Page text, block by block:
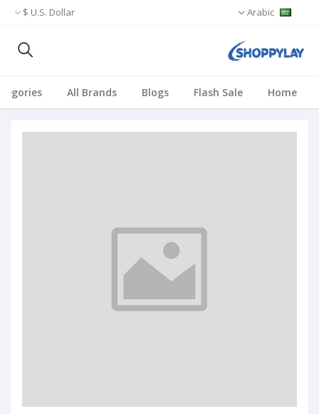
Arabic
U.S. Dollar $
Home
Flash Sale
Blogs
All Brands